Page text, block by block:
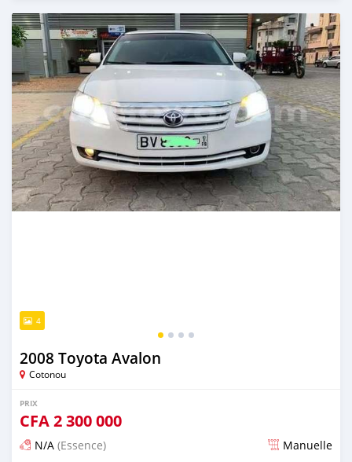
Publié il y a 4 jours
4
2008 Toyota Avalon
Cotonou
PRIX
CFA2 300 000
N/A (Essence) Manuelle